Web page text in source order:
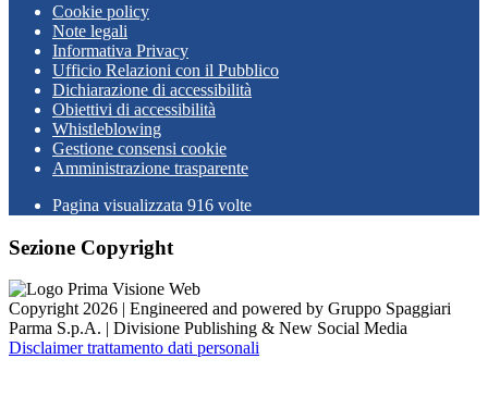
Cookie policy
Note legali
Informativa Privacy
Ufficio Relazioni con il Pubblico
Dichiarazione di accessibilità
Obiettivi di accessibilità
Whistleblowing
Gestione consensi cookie
Amministrazione trasparente
Pagina visualizzata 916 volte
Sezione Copyright
Copyright 2026 | Engineered and powered by Gruppo Spaggiari
Parma S.p.A. | Divisione Publishing & New Social Media
Disclaimer trattamento dati personali